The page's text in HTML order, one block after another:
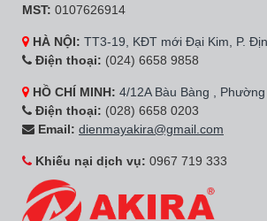
MST: 0107626914
HÀ NỘI: TT3-19, KĐT mới Đại Kim, P.
Điện thoại: (024) 6658 9858
HỒ CHÍ MINH: 4/12A Bàu Bàng ,
Điện thoại: (028) 6658 0203
Email: dienmayakira@gmail.com
Khiếu nại dịch vụ: 0967 719 333